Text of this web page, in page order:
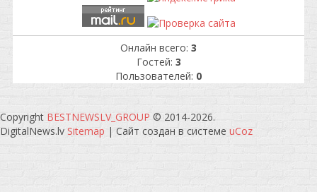
Онлайн всего: 3
Гостей: 3
Пользователей: 0
Copyright BESTNEWSLV_GROUP © 2014-2026.
DigitalNews.lv Sitemap | Сайт создан в системе uCoz